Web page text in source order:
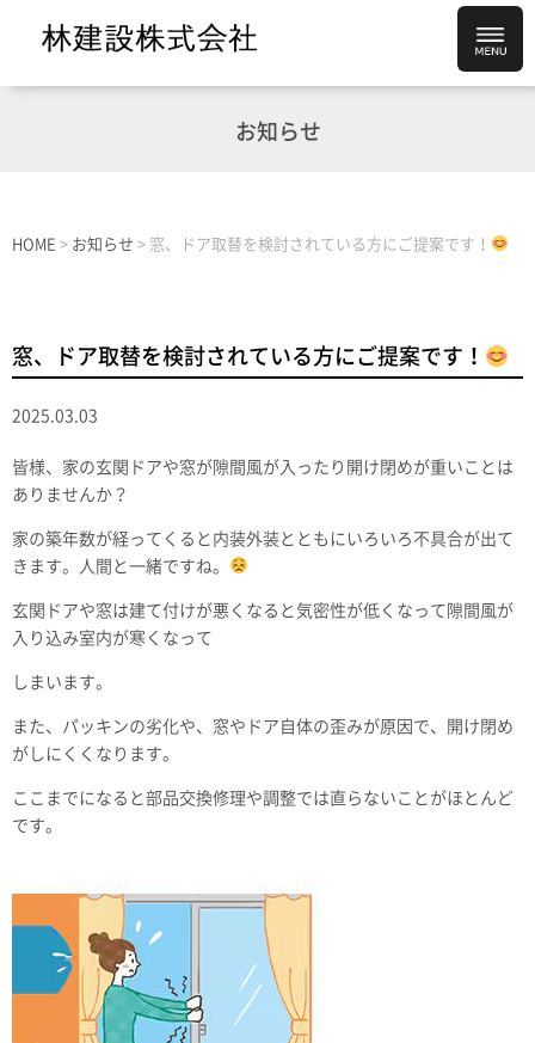
お知らせ
HOME > お知らせ > 窓、ドア取替を検討されている方にご提案です！
窓、ドア取替を検討されている方にご提案です！
2025.03.03
皆様、家の玄関ドアや窓が隙間風が入ったり開け閉めが重いことは
ありませんか？
家の築年数が経ってくると内装外装とともにいろいろ不具合が出て
きます。人間と一緒ですね。
玄関ドアや窓は建て付けが悪くなると気密性が低くなって隙間風が
入り込み室内が寒くなって
しまいます。
また、パッキンの劣化や、窓やドア自体の歪みが原因で、開け閉め
がしにくくなります。
ここまでになると部品交換修理や調整では直らないことがほとんど
です。